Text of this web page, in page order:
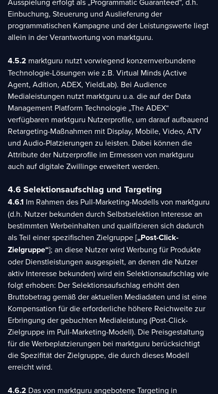
Einbuchung, Steuerung und Auslieferung der
programmatischen Kampagne und der Leistungswerte liegt
allein in der Verantwortung von marktguru.
4.5.2 marktguru nutzt vorwiegend konzernverbundene
Technologie-Lösungen wie z.B. Virtual Minds (Active
Agent, Adition, ADEX, YieldLab). Bei Audience
Medialeistungen nutzt marktguru u.a. die auf der Data
Management Platform Technologie „The ADEX“
verfügbaren marktguru Nutzerprofile, um darauf aufbauend
Retargeting-Maßnahmen mit Display, Mobile, Video, ATV
und Audio-Platzierungen zu leisten. Dabei können die
Attribute der Nutzerprofile im Ermessen von marktguru
auch auf digitale Zwillinge erweitert werden.
4.6 Selektionsaufschlag und Targeting
4.6.1 Im Rahmen des Pull-Marketing-Modells von marktguru
(d.h. Nutzer bekunden durch Selbstselektion Interesse an
bestimmten Werbeinhalten und qualifizieren sich dadurch
als Teil einer spezifischen Zielgruppe [„Post-Click-
Zielgruppe“]; an diese Nutzer wird Werbung für Produkte
oder Dienstleistungen ausgespielt, an denen die Nutzer
aktiv Interesse bekunden) wird ein Selektionsaufschlag wie
folgt erhoben: Der Selektionsaufschlag erhöht den
Bruttobetrag gemäß der aktuellen Mediadaten und ist eine
Kompensation für die erforderliche höhere Reichweite zur
Erbringung der gebuchten Medialeistung (Post-Click-
Zielgruppe im Pull-Marketing-Modell). Die Preisgestaltung
für die Werbeplatzierungen bei marktguru berücksichtigt
die Spezifität der Zielgruppe, die durch dieses Modell
erreicht wird.
4.6.2 Das von marktguru angebotene Targeting in